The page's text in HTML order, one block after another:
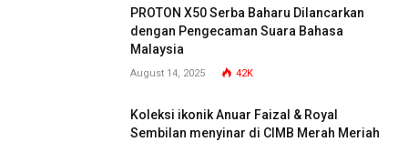
PROTON X50 Serba Baharu Dilancarkan
dengan Pengecaman Suara Bahasa
Malaysia
August 14, 2025 42K
Koleksi ikonik Anuar Faizal & Royal
Sembilan menyinar di CIMB Merah Meriah